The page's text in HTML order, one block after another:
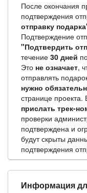
После окончания
подтверждения
отправку
Подтверждение
"Подтвердить
течение 30 дней
Это не означает,
отправлять
нужно
странице проекта.
прислать трек-
проверки
подтверждена и
будут скрыты
подтверждения
Информация